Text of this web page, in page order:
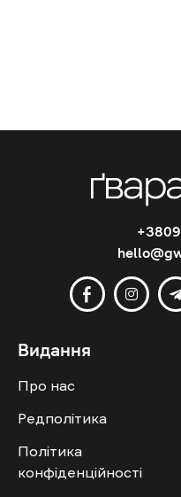
Видання
Про нас
Редполітика
Політика
конфіденційності